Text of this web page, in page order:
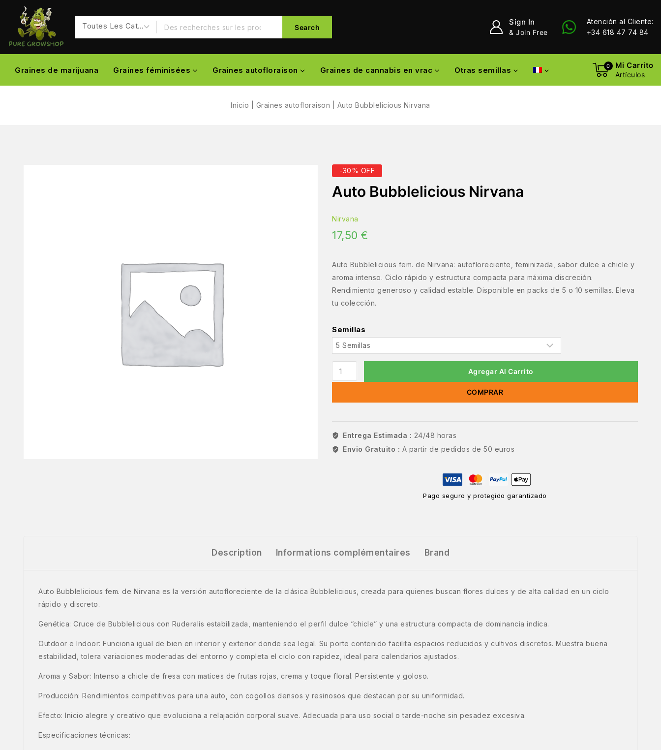
Search
Sign In
& Join Free
Atención al Cliente:
+34 618 47 74 84
Graines de marijuana Graines féminisées Graines autofloraison Graines de cannabis en vrac Otras semillas 0 Mi Carrito
Artículos
Inicio Graines autofloraison Auto Bubblelicious Nirvana
-30% OFF
Auto Bubblelicious Nirvana
Nirvana
17,50 €
Auto Bubblelicious fem. de Nirvana: autofloreciente, feminizada, sabor dulce a chicle y
aroma intenso. Ciclo rápido y estructura compacta para máxima discreción.
Rendimiento generoso y calidad estable. Disponible en packs de 5 o 10 semillas. Eleva
tu colección.
Semillas
Agregar Al Carrito
COMPRAR
Entrega Estimada : 24/48 horas
Envio Gratuito : A partir de pedidos de 50 euros
Pago seguro y protegido garantizado
Description Informations complémentaires Brand
Auto Bubblelicious fem. de Nirvana es la versión autofloreciente de la clásica Bubblelicious, creada para quienes buscan flores dulces y de alta calidad en un ciclo
rápido y discreto.
Genética: Cruce de Bubblelicious con Ruderalis estabilizada, manteniendo el perfil dulce “chicle” y una estructura compacta de dominancia índica.
Outdoor e Indoor: Funciona igual de bien en interior y exterior donde sea legal. Su porte contenido facilita espacios reducidos y cultivos discretos. Muestra buena
estabilidad, tolera variaciones moderadas del entorno y completa el ciclo con rapidez, ideal para calendarios ajustados.
Aroma y Sabor: Intenso a chicle de fresa con matices de frutas rojas, crema y toque floral. Persistente y goloso.
Producción: Rendimientos competitivos para una auto, con cogollos densos y resinosos que destacan por su uniformidad.
Efecto: Inicio alegre y creativo que evoluciona a relajación corporal suave. Adecuada para uso social o tarde-noche sin pesadez excesiva.
Especificaciones técnicas: